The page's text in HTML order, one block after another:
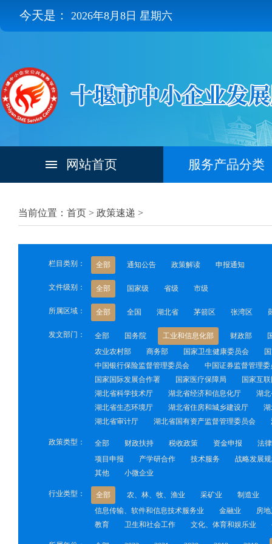
今天是： 2026年8月8日 星期六
网站首页 服务产品分类
当前位置：首页 > 政策速递 >
栏目类别： 全部 通知公告 政策解读 申报通知
文件级别： 全部 国家级 省级 市级
所属区域： 全部 全国 湖北省 茅箭区 张湾区
发文部门： 全部 国务院 工业和信息化部 财政部
农业农村部
商务部 国家卫生健康委员会
中国银行保险监督管理委员会
中国证券监督管理委
国家国际发展合作署
国家医疗保障局
国家互
湖北省科学技术厅
湖北省经济和信息化厅
湖
湖北省生态环境厅
湖北省住房和城乡建设厅
湖北省审计厅
湖北省国有资产监督管理委员会
政策类型： 全部 财政扶持 税收政策 资金申报
法
项目申报
产学研合作 技术服务
战略发展
其他
小微企业
行业类型： 全部 农、林、牧、渔业 采矿业
制造业
信息传输、软件和信息技术服务业
金融业
房
教育
卫生和社会工作 文化、体育和娱乐业